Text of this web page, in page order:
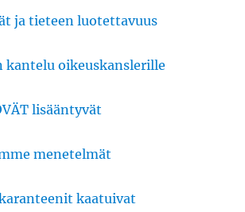
ja tieteen luotettavuus
kantelu oikeuskanslerille
lisääntyvät
menetelmät
kaatuivat